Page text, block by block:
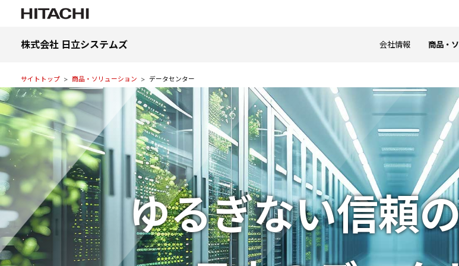
株式会社 日立システムズ 会社情報 商品・
サイトトップ 商品・ソリューション データセンター
ゆるぎない信頼